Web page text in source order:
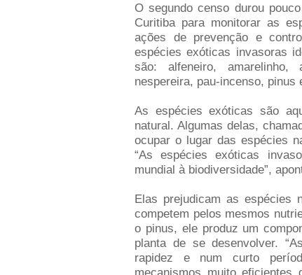
O segundo censo durou
Curitiba para monitorar as
ações de prevenção e
espécies exóticas invasoras
são: alfeneiro, amarelinho,
nespereira, pau-incenso, pinus
As espécies exóticas são
natural. Algumas delas,
ocupar o lugar das espécies
“As espécies exóticas
mundial à biodiversidade”,
Elas prejudicam as espécies
competem pelos mesmos
o pinus, ele produz um
planta de se desenvolver.
rapidez e num curto